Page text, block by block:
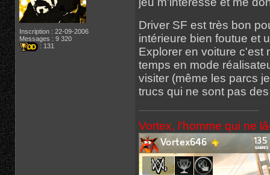
Inscription : 22-09-2006
Messages : 9 320
: 131
Driver SF est très bon
intérieure bien foutue et
Explorer en voiture c'est
temps en mode
visiter (même les parcs
trucs qui ne sont pas
Vortex, l'homme qui ne